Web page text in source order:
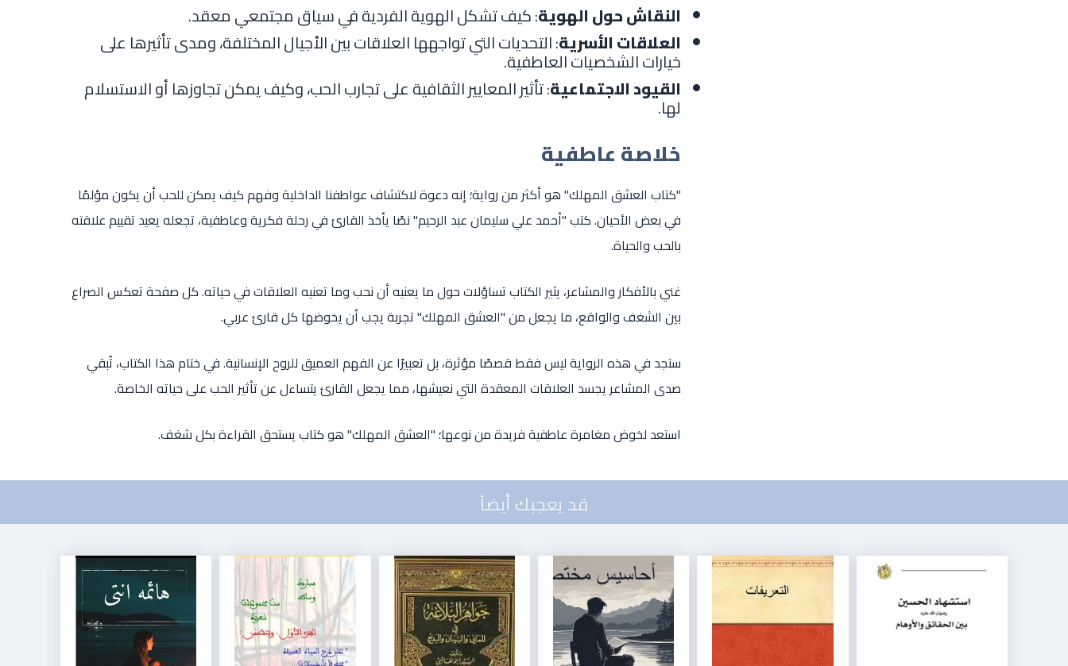
النقاش حول الهوية: كيف تشكل الهوية الفردية في سياق مجتمعي معقد.
العلاقات الأسرية: التحديات التي تواجهها العلاقات بين الأجيال المختلفة، ومدى تأثيرها على
خيارات الشخصيات العاطفية.
القيود الاجتماعية: تأثير المعايير الثقافية على تجارب الحب، وكيف يمكن تجاوزها أو الاستسلام
لها.
خلاصة عاطفية
"كتاب العشق المهلك" هو أكثر من رواية؛ إنه دعوة لاكتشاف عواطفنا الداخلية وفهم كيف يمكن للحب أن يكون مؤلمًا
في بعض الأحيان. كتب "أحمد علي سليمان عبد الرحيم" نصًا يأخذ القارئ في رحلة فكرية وعاطفية، تجعله يعيد تقييم علاقته
بالحب والحياة.
غني بالأفكار والمشاعر، يثير الكتاب تساؤلات حول ما يعنيه أن نحب وما تعنيه العلاقات في حياته. كل صفحة تعكس الصراع
بين الشغف والواقع، ما يجعل من "العشق المهلك" تجربة يجب أن يخوضها كل قارئ عربي.
ستجد في هذه الرواية ليس فقط قصصًا مؤثرة، بل تعبيرًا عن الفهم العميق للروح الإنسانية. في ختام هذا الكتاب، تُبقي
صدى المشاعر يجسد العلاقات المعقدة التي نعيشها، مما يجعل القارئ يتساءل عن تأثير الحب على حياته الخاصة.
استعد لخوض مغامرة عاطفية فريدة من نوعها؛ "العشق المهلك" هو كتاب يستحق القراءة بكل شغف.
قد يعجبك أيضاً